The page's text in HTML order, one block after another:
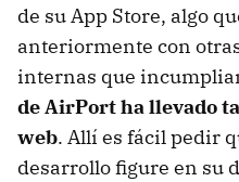
de su App Store, algo
anteriormente con
internas que
de AirPort ha llevado
web. Allí es fácil pedir
desarrollo figure en su